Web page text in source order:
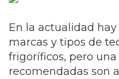
En la actualidad
marcas y tipos de
frigoríficos, pero
recomendadas son